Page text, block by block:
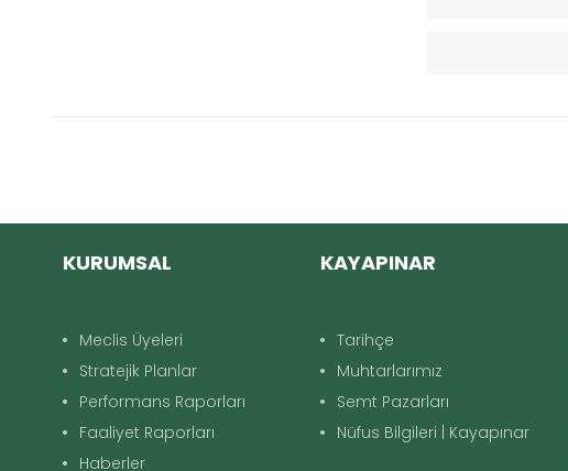
KURUMSAL
Meclis Üyeleri
Stratejik Planlar
Performans Raporları
Faaliyet Raporları
Haberler
KAYAPINAR
Tarihçe
Muhtarlarımız
Semt Pazarları
Nüfus Bilgileri | Kayapınar